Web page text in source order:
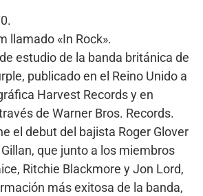
llamado «In Rock».
estudio de la banda británica de
publicado en el Reino Unido a
Harvest Records y en
de Warner Bros. Records.
el debut del bajista Roger Glover
que junto a los miembros
Ritchie Blackmore y Jon Lord,
más exitosa de la banda,